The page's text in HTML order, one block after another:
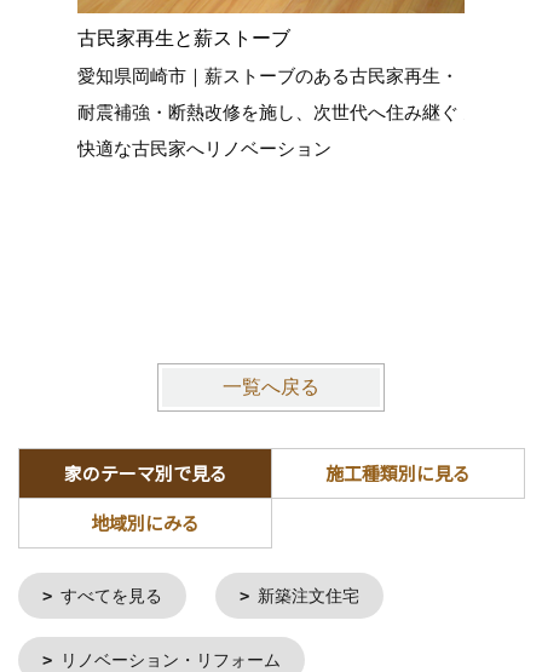
古民家再生と薪ストーブ
愛知県岡崎市｜薪ストーブのある古民家再生・
耐震補強・断熱改修を施し、次世代へ住み継ぐ
快適な古民家へリノベーション
一覧へ戻る
家のテーマ別で見る
施工種類別に見る
地域別にみる
すべてを見る 新築注文住宅
リノベーション・リフォーム